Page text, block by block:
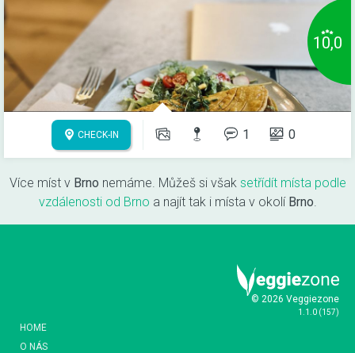
10,0
CHECK-IN 1 0
Více míst v Brno nemáme. Můžeš si však setřídít místa podle
vzdálenosti od Brno a najít tak i místa v okolí Brno
© 2026 Veggiezone
1.1.0 (157)
HOME
O NÁS